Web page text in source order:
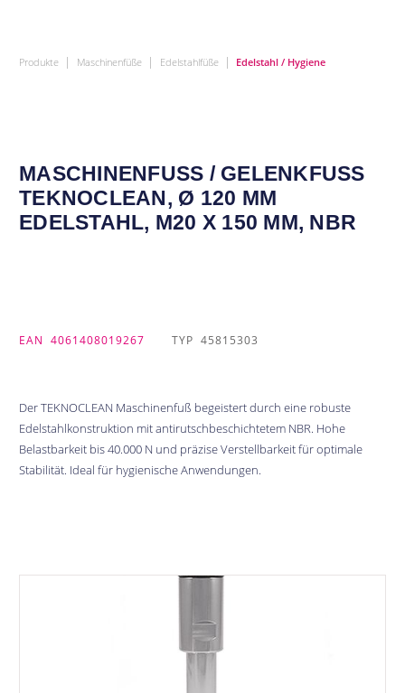
Produkte | Maschinenfüße | Edelstahlfüße | Edelstahl / Hygiene
MASCHINENFUSS / GELENKFUSS TE
KNOCLEAN, Ø 120 MM ED
ELSTAHL, M20 X 150 MM, NBR
EAN 4061408019267 TYP 45815303
Der TEKNOCLEAN Maschinenfuß begeistert durch eine robuste
Edelstahlkonstruktion mit antirutschbeschichtetem NBR. Hohe
Belastbarkeit bis 40.000 N und präzise Verstellbarkeit für optimale
Stabilität. Ideal für hygienische Anwendungen.